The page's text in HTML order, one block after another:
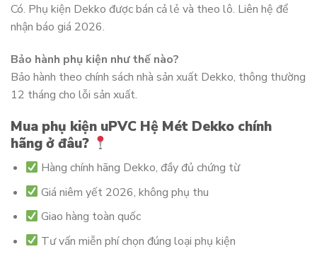
Có. Phụ kiện Dekko được bán cả lẻ và theo lô. Liên hệ để
nhận báo giá 2026.
Bảo hành phụ kiện như thế nào?
Bảo hành theo chính sách nhà sản xuất Dekko, thông thường
12 tháng cho lỗi sản xuất.
Mua phụ kiện uPVC Hệ Mét Dekko chính
hãng ở đâu?
Hàng chính hãng Dekko, đầy đủ chứng từ
Giá niêm yết 2026, không phụ thu
Giao hàng toàn quốc
Tư vấn miễn phí chọn đúng loại phụ kiện